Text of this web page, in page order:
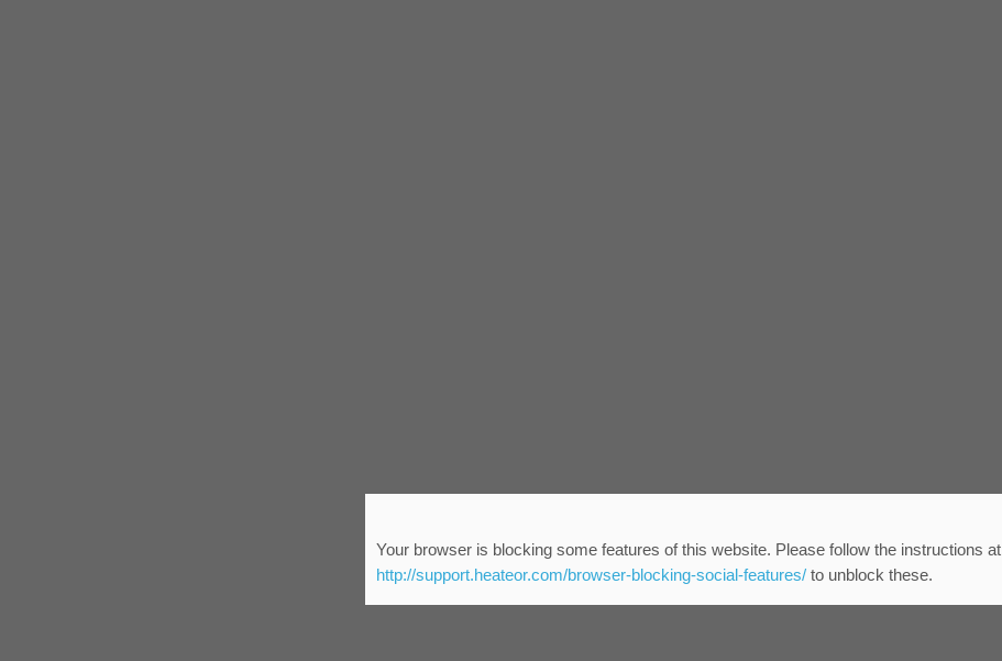
Your browser is blocking some features of this website. Please follow the instructions at
http://support.heateor.com/browser-blocking-social-features/to unblock these.